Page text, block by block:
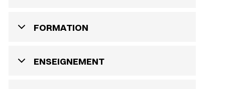
FORMATION
ENSEIGNEMENT